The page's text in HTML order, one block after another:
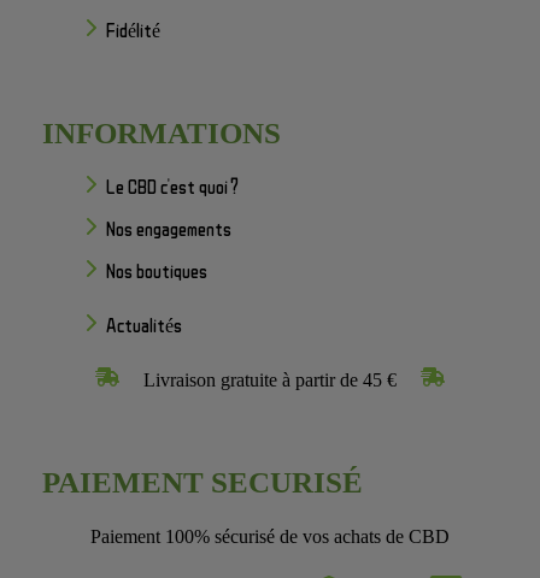
Fidélité
INFORMATIONS
Le CBD c'est quoi ?
Nos engagements
Nos boutiques
Actualités
Livraison gratuite à partir de 45 €
PAIEMENT SECURISÉ
Paiement 100% sécurisé de vos achats de CBD